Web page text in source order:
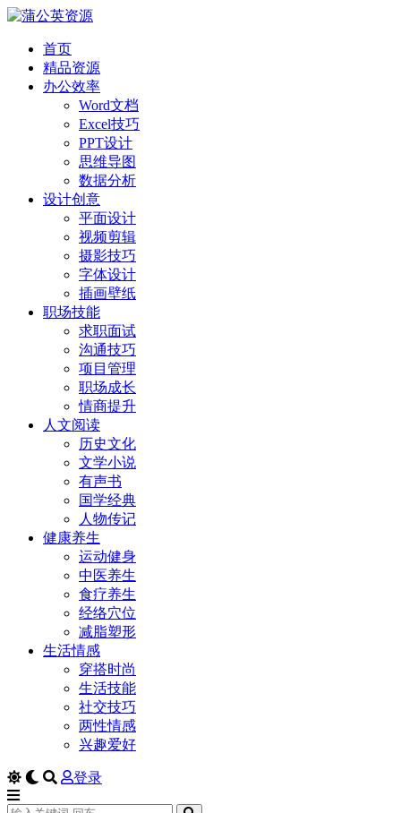
首页
精品资源
办公效率
Word文档
Excel技巧
PPT设计
思维导图
数据分析
设计创意
平面设计
视频剪辑
摄影技巧
字体设计
插画壁纸
职场技能
求职面试
沟通技巧
项目管理
职场成长
情商提升
人文阅读
历史文化
文学小说
有声书
国学经典
人物传记
健康养生
运动健身
中医养生
食疗养生
经络穴位
减脂塑形
生活情感
穿搭时尚
生活技能
社交技巧
两性情感
兴趣爱好
登录